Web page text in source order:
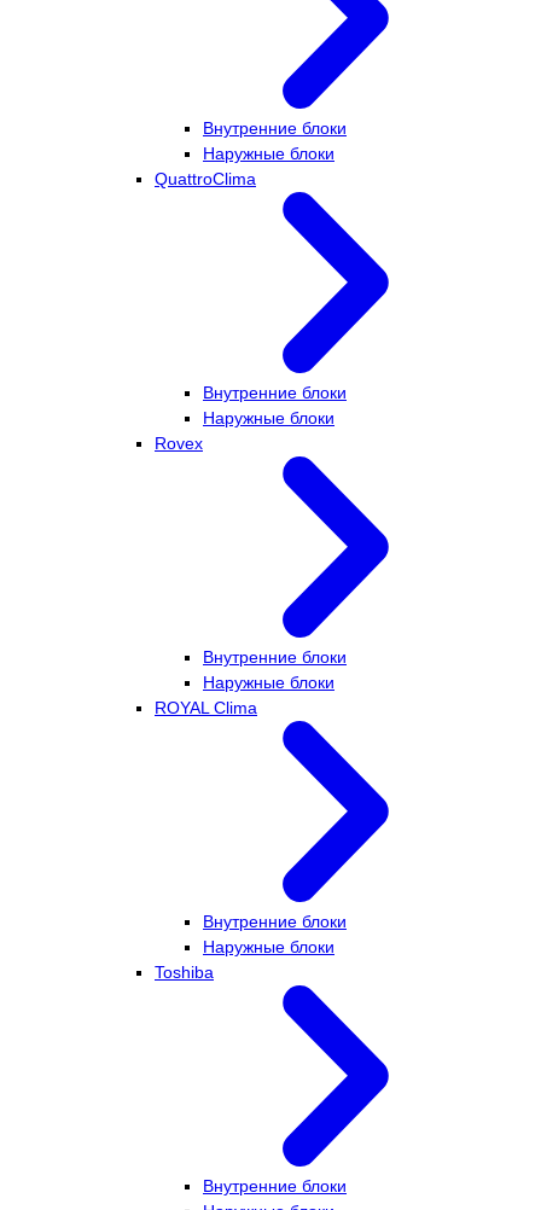
Внутренние блоки
Наружные блоки
QuattroClima
Внутренние блоки
Наружные блоки
Rovex
Внутренние блоки
Наружные блоки
ROYAL Clima
Внутренние блоки
Наружные блоки
Toshiba
Внутренние блоки